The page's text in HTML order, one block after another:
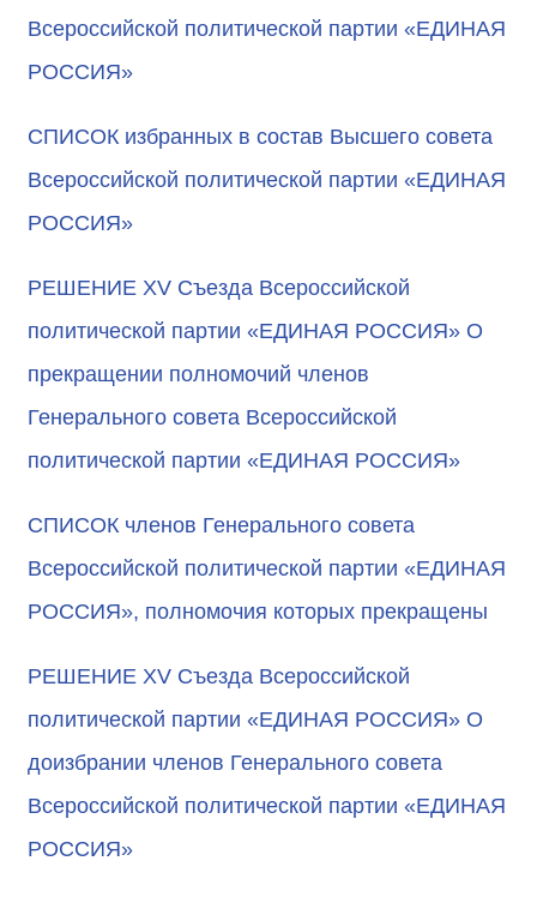
Всероссийской политической партии «ЕДИНАЯ
РОССИЯ»
СПИСОК избранных в состав Высшего совета
Всероссийской политической партии «ЕДИНАЯ
РОССИЯ»
РЕШЕНИЕ XV Съезда Всероссийской
политической партии «ЕДИНАЯ РОССИЯ» О
прекращении полномочий членов
Генерального совета Всероссийской
политической партии «ЕДИНАЯ РОССИЯ»
СПИСОК членов Генерального совета
Всероссийской политической партии «ЕДИНАЯ
РОССИЯ», полномочия которых прекращены
РЕШЕНИЕ XV Съезда Всероссийской
политической партии «ЕДИНАЯ РОССИЯ» О
доизбрании членов Генерального совета
Всероссийской политической партии «ЕДИНАЯ
РОССИЯ»